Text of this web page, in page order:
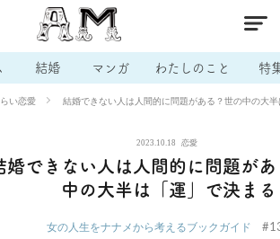
結婚 マンガ わたしのこと 特
い恋愛 結婚できない人は人間的に問題がある？世の中の大
2023.10.18 恋愛
婚できない人は人間的に問題が
中の大半は「運」で決まる
女の人生をナナメから考えるブックガイド
# 男の本音 # セフレ # 不倫
# マッチングアプリ # ラブグッズ # 体の相